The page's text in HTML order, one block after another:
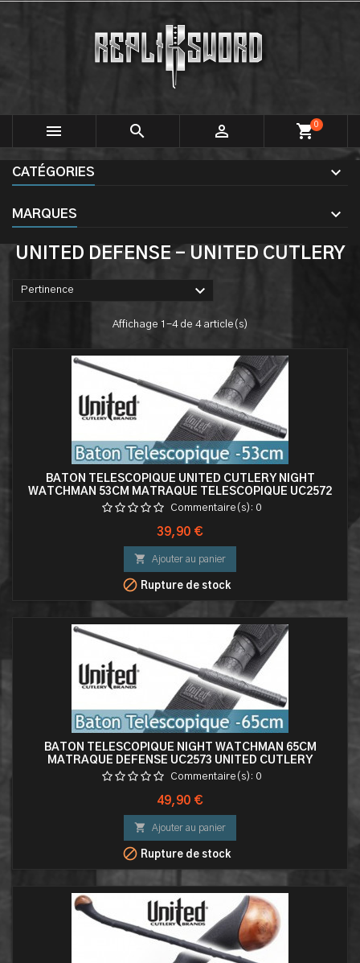
   shopping_cart0
CATÉGORIES
MARQUES
UNITED DEFENSE - UNITED CUTLERY
Pertinence 
Affichage 1-4 de 4 article(s)
BATON TELESCOPIQUE UNITED CUTLERY NIGHT
WATCHMAN 53CM MATRAQUE TELESCOPIQUE UC2572
Commentaire(s): 0
Prix
39,90 €
 Ajouter au panier
 Rupture de stock
BATON TELESCOPIQUE NIGHT WATCHMAN 65CM
MATRAQUE DEFENSE UC2573 UNITED CUTLERY
MATRAQUE TELESCOPIQUE
Commentaire(s): 0
Prix
49,90 €
 Ajouter au panier
 Rupture de stock